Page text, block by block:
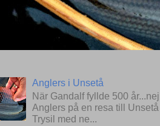
Anglers i Unsetå
När Gandalf fyllde 500
Anglers på en resa till
Trysil med ne...